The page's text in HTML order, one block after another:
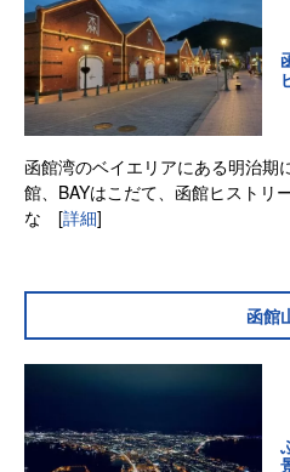
函館湾のベイエリアにある明治期
館、BAYはこだて、函館ヒストリ
な [詳細]
函館